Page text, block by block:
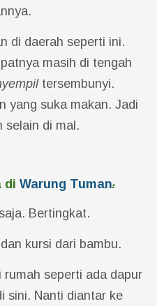
di daerah seperti ini.
masih di tengah
tersembunyi.
yang suka makan. Jadi
selain di mal.
di Warung Tuman:
Bertingkat.
kursi dari bambu.
rumah seperti ada dapur
sini. Nanti diantar ke